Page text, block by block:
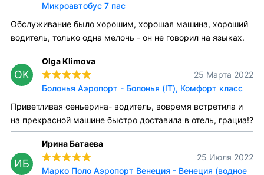
Микроавтобус 7 пас
Обслуживание было хорошим, хорошая машина, хороший
водитель, только одна мелочь - он не говорил на языках.
OK
Olga Klimova
25 Марта 2022
Болонья Аэропорт - Болонья (IT), Комфорт класс
Приветливая сеньерина- водитель, вовремя встретила и
на прекрасной машине быстро доставила в отель, грациа!?
ИБ
Ирина Батаева
25 Июля 2022
Марко Поло Аэропорт Венеция - Венеция (водное